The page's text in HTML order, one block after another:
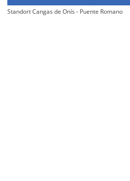
Standort Cangas de Onís - Puente Romano